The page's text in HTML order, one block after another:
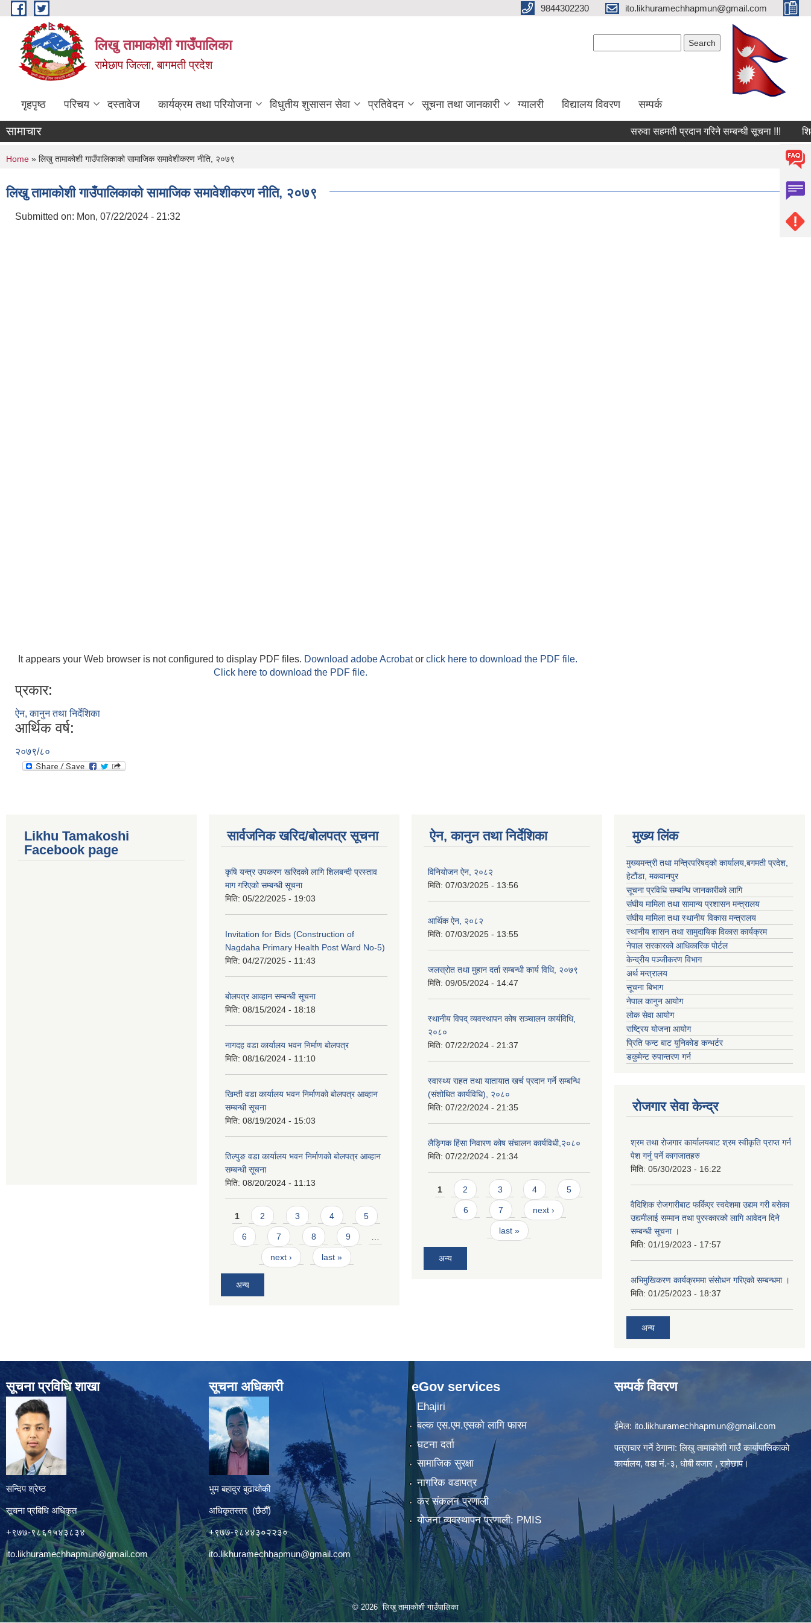
Skip to main content 9844302230 ito.likhuramechhapmun@gmail.com
लिखु तामाकोशी गाउँपालिका
रामेछाप जिल्ला, बागमती प्रदेश
गृहपृष्ठ परिचय दस्तावेज कार्यक्रम तथा परियोजना विधुतीय शुसासन सेवा प्रतिवेदन सूचना तथा जानकारी ग्यालरी विद्यालय विवरण सम्पर्क
सामाचार सरुवा सहमती प्रदान गरिने सम्बन्धी सूचना !!!
You are here
Home » लिखु तामाकोशी गाउँपालिकाको सामाजिक समावेशीकरण नीति, २०७९
लिखु तामाकोशी गाउँपालिकाको सामाजिक समावेशीकरण नीति, २०७९
Submitted on: Mon, 07/22/2024 - 21:32
It appears your Web browser is not configured to display PDF files. Download adobe Acrobator click here to download the PDF file.
Click here to download the PDF file.
प्रकार:
ऐन, कानुन तथा निर्देशिका
आर्थिक वर्ष:
२०७९/८०
Likhu Tamakoshi
Facebook page
सार्वजनिक खरिद/बोलपत्र सूचना
कृषि यन्त्र उपकरण खरिदको लागि शिलबन्दी प्रस्ताव
माग गरिएको सम्बन्धी सूचना
मिति: 05/22/2025 - 19:03
Invitation for Bids (Construction of
Nagdaha Primary Health Post Ward No-5)
मिति: 04/27/2025 - 11:43
बोलपत्र आव्हान सम्बन्धी सूचना
मिति: 08/15/2024 - 18:18
नागदह वडा कार्यालय भवन निर्माण बोलपत्र
मिति: 08/16/2024 - 11:10
खिम्ती वडा कार्यालय भवन निर्माणको बोलपत्र आव्हान
सम्बन्धी सूचना
मिति: 08/19/2024 - 15:03
तिल्पुङ वडा कार्यालय भवन निर्माणको बोलपत्र आव्हान
सम्बन्धी सूचना
मिति: 08/20/2024 - 11:13
Pages
1 2 3 4 5
6 7 8 9
next › last »
अन्य
ऐन, कानुन तथा निर्देशिका
विनियोजन ऐन, २०८२
मिति: 07/03/2025 - 13:56
आर्थिक ऐन, २०८२
मिति: 07/03/2025 - 13:55
जलस्रोत तथा मुहान दर्ता सम्बन्धी कार्य विधि, २०७९
मिति: 09/05/2024 - 14:47
स्थानीय विपद् व्यवस्थापन कोष सञ्चालन कार्यविधि,
२०८०
मिति: 07/22/2024 - 21:37
स्वास्थ्य राहत तथा यातायात खर्च प्रदान गर्ने सम्बन्धि
(संशोधित कार्यविधि), २०८०
मिति: 07/22/2024 - 21:35
लैङ्गिक हिंसा निवारण कोष संचालन कार्यविधी,२०८०
मिति: 07/22/2024 - 21:34
Pages
1 2 3 4 5
6 7 next ›
last »
अन्य
मुख्य लिंक
मुख्यमन्त्री तथा मन्त्रिपरिषद्को कार्यालय,बगमती प्रदेश,
हेटौंडा, मकवानपुर
सूचना प्रविधि सम्बन्धि जानकारीको लागि
संघीय मामिला तथा सामान्य प्रशासन मन्त्रालय
संघीय मामिला तथा स्थानीय विकास मन्त्रालय
स्थानीय शासन तथा सामुदायिक विकास कार्यक्रम
नेपाल सरकारको आधिकारिक पोर्टल
केन्द्रीय पञ्जीकरण विभाग
अर्थ मन्त्रालय
सूचना बिभाग
नेपाल कानुन आयोग
लोक सेवा आयोग
राष्ट्रिय योजना आयोग
प्रिति फन्ट बाट युनिकोड कन्भर्टर
डकुमेन्ट रुपान्तरण गर्न
रोजगार सेवा केन्द्र
श्रम तथा रोजगार कार्यालयबाट श्रम स्वीकृति प्राप्त गर्न
पेश गर्नु पर्ने कागजातहरु
मिति: 05/30/2023 - 16:22
वैदिशिक रोजगारीबाट फर्किएर स्वदेशमा उद्यम गरी बसेका
उद्यमीलाई सम्मान तथा पुरस्कारको लागि आवेदन दिने
सम्बन्धी सूचना ।
मिति: 01/19/2023 - 17:57
अभिमुखिकरण कार्यक्रममा संसोधन गरिएको सम्बन्धमा ।
मिति: 01/25/2023 - 18:37
अन्य
सूचना प्रविधि शाखा
सन्दिप श्रेष्ठ
सूचना प्रबिधि अधिकृत
+९७७-९८६१५४३८३४
ito.likhuramechhapmun@gmail.com
सूचना अधिकारी
भुम बहादुर बुढाथोकी
अधिकृतस्तर (छैठौँ)
+९७७-९८४४३०२२३०
ito.likhuramechhapmun@gmail.com
eGov services
Ehajiri
बल्क एस.एम.एसको लागि फारम
घटना दर्ता
सामाजिक सुरक्षा
नागरिक वडापत्र
कर संकलन प्रणाली
योजना व्यवस्थापन प्रणाली: PMIS
सम्पर्क विवरण
ईमेल: ito.likhuramechhapmun@gmail.com
पत्राचार गर्ने ठेगाना: लिखु तामाकोशी गाउँ कार्यापालिकाको
कार्यालय, वडा नं.-३, धोबी बजार , रामेछाप।
© 2026 लिखु तामाकोशी गाउँपालिका